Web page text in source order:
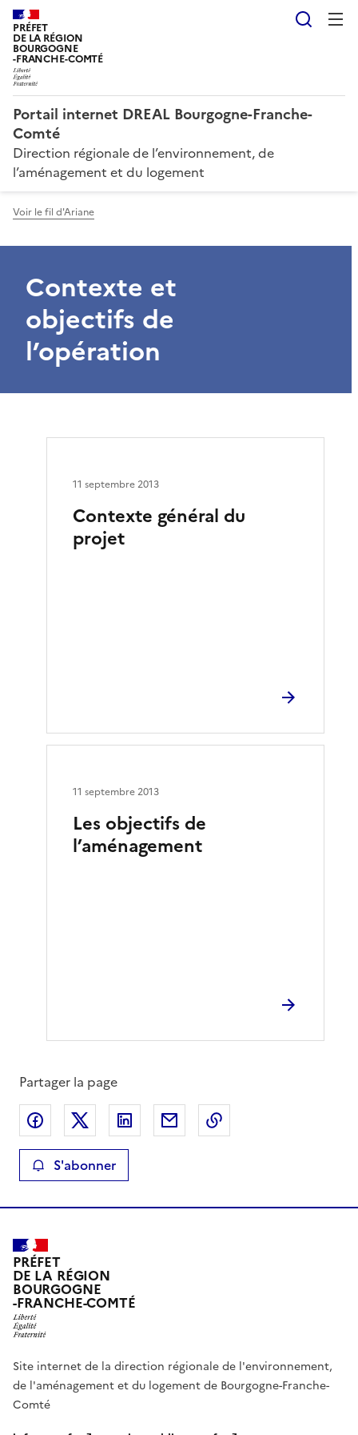
PRÉFET
DE LA RÉGION
BOURGOGNE
-FRANCHE-COMTÉ
Portail internet DREAL Bourgogne-Franche-
Comté
Direction régionale de l’environnement, de
l’aménagement et du logement
Voir le fil d'Ariane
Contexte et
objectifs de
l’opération
Contexte général du
projet
11 septembre 2013
Les objectifs de
l’aménagement
11 septembre 2013
Partager la page
Partager sur Facebook
Partager sur XPartager sur LinkedIn
Partager par email
S'abonner
PRÉFET
DE LA RÉGION
BOURGOGNE
-FRANCHE-COMTÉ
Site internet de la direction régionale de l'environnement,
de l'aménagement et du logement de Bourgogne-Franche-
Comté